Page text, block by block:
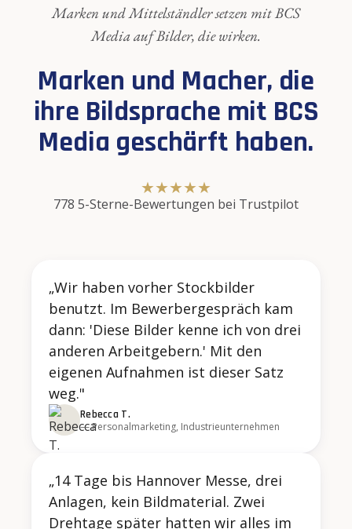
Marken und Mittelständler setzen mit BCS
Media auf Bilder, die wirken.
Marken und Macher, die
ihre Bildsprache mit BCS
Media geschärft haben.
★★★★★
778 5-Sterne-Bewertungen bei Trustpilot
„Wir haben vorher Stockbilder
benutzt. Im Bewerbergespräch kam
dann: 'Diese Bilder kenne ich von drei
anderen Arbeitgebern.' Mit den
eigenen Aufnahmen ist dieser Satz
weg."
Rebecca T.
— Personalmarketing, Industrieunternehmen
„14 Tage bis Hannover Messe, drei
Anlagen, kein Bildmaterial. Zwei
Drehtage später hatten wir alles im